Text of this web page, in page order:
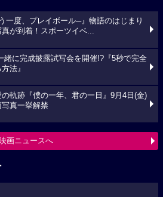
一度、プレイボール─』物語のはじまり
が到着！スポーツイベ...
緒に完成披露試写会を開催!?『5秒で完全
法』
軌跡『僕の一年、君の一日』9月4日(金)
真一挙解禁
画ニュースへ